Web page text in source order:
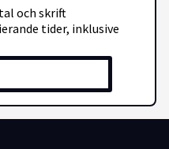
och skrift
tider, inklusive
trivs med att jobba i